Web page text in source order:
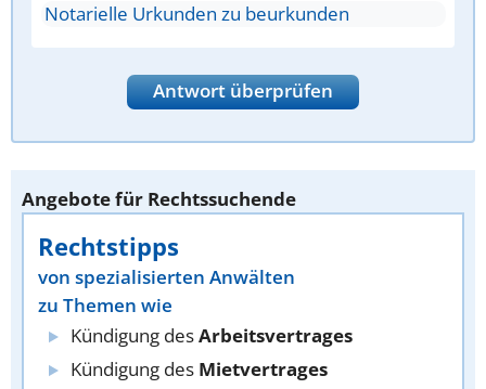
Notarielle Urkunden zu beurkunden
Antwort überprüfen
Angebote für Rechtssuchende
Rechtstipps
von spezialisierten Anwälten
zu Themen wie
Kündigung desArbeitsvertrages
Kündigung des Mietvertrages